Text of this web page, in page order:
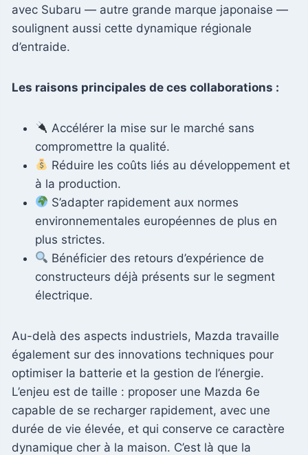
avec Subaru — autre grande marque japonaise —
soulignent aussi cette dynamique régionale
d’entraide.
Les raisons principales de ces collaborations :
Accélérer la mise sur le marché sans
compromettre la qualité.
Réduire les coûts liés au développement et
à la production.
S’adapter rapidement aux normes
environnementales européennes de plus en
plus strictes.
Bénéficier des retours d’expérience de
constructeurs déjà présents sur le segment
électrique.
Au-delà des aspects industriels, Mazda travaille
également sur des innovations techniques pour
optimiser la batterie et la gestion de l’énergie.
L’enjeu est de taille : proposer une Mazda 6e
capable de se recharger rapidement, avec une
durée de vie élevée, et qui conserve ce caractère
dynamique cher à la maison. C’est là que la